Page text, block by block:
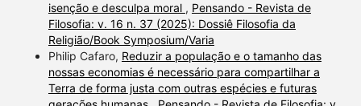
isenção e desculpa moral , Pensando - Revista de
Filosofia: v. 16 n. 37 (2025): Dossiê Filosofia da
Religião/Book Symposium/Varia
Philip Cafaro, Reduzir a população e o tamanho das
nossas economias é necessário para compartilhar a
Terra de forma justa com outras espécies e futuras